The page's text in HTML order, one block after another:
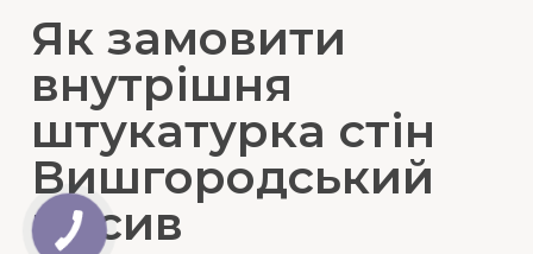
Як замовити
внутрішня
штукатурка стін
Вишгородський
масив